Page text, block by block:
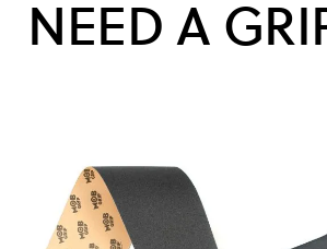
NEED A